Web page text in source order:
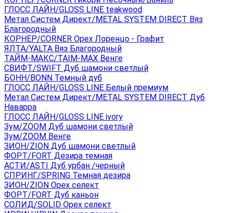
ГЛОСС ЛАЙН/GLOSS LINE teakwood
Метал Систем Директ/METAL SYSTEM DIRECT Вяз
Благородный
КОРНЕР/CORNER Орех Лоренцо - Графит
ЯЛТА/YALTA Вяз Благородный
ТАЙМ-МАКС/TAIM-MAX Венге
СВИФТ/SWIFT Дуб шамони светлый
БОНН/BONN Темный дуб
ГЛОСС ЛАЙН/GLOSS LINE Белый премиум
Метал Систем Директ/METAL SYSTEM DIRECT Дуб
Наварра
ГЛОСС ЛАЙН/GLOSS LINE ivory
Зум/ZOOM Дуб шамони светлый
Зум/ZOOM Венге
ЗИОН/ZION Дуб шамони светлый
ФОРТ/FORT Дезира темная
АСТИ/ASTI Дуб урбан /черный
СПРИНГ/SPRING Темная дезира
ЗИОН/ZION Орех селект
ФОРТ/FORT Дуб каньон
СОЛИД/SOLID Орех селект